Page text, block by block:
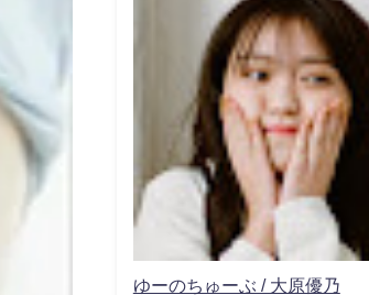
ゆーのちゅーぶ / 大原優乃